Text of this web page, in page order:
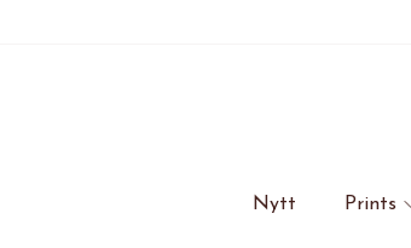
Nytt Prints